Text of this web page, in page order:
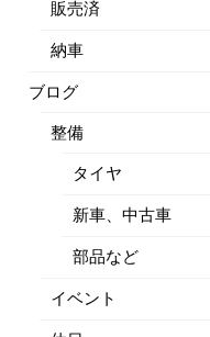
販売済
納車
ブログ
整備
タイヤ
新車、中古車
部品など
イベント